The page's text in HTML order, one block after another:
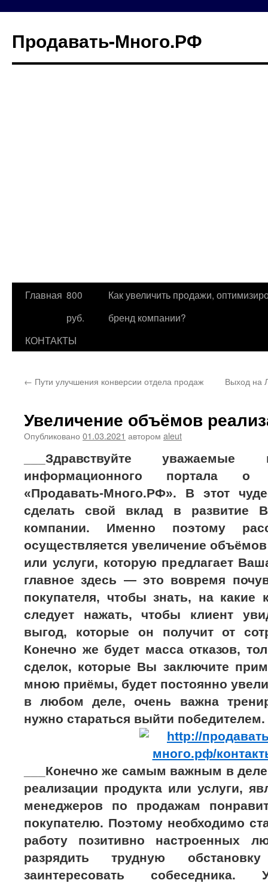
Продавать-Много.РФ
Перейти
содержимому
Главная 800
руб.
Как увеличить продажи,
бренд компании?
КОНТАКТЫ
← Пути улучшения конверсии отдела продаж Выход на
Увеличение объёмов
Опубликовано 01.03.2021 автором aleut
___Здравствуйте уважаемые
информационного портала о
«Продавать-Много.РФ». В этот
сделать свой вклад в развитие
компании. Именно поэтому
осуществляется увеличение
или услуги, которую предлагает
главное здесь — это вовремя
покупателя, чтобы знать, на какие
следует нажать, чтобы клиент
выгод, которые он получит от
Конечно же будет масса отказов,
сделок, которые Вы заключите
мною приёмы, будет постоянно
в любом деле, очень важна
нужно стараться выйти победителем.
___Конечно же самым важным в
реализации продукта или услуги,
менеджеров по продажам
покупателю. Поэтому необходимо
работу позитивно настроенных
разрядить трудную
заинтересовать собеседника.